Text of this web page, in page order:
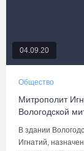
04.09.20
Общество
Митрополит
Вологодской
В здании
Игнатий,